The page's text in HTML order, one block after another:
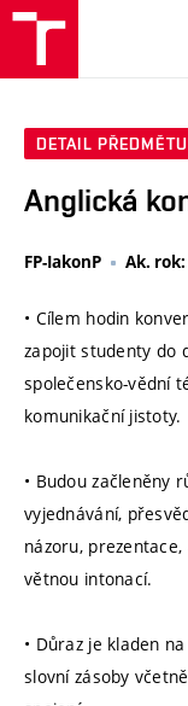
DETAIL PŘEDMĚTU
Anglická
FP-IakonP Ak.
• Cílem hodin
zapojit studenty do
společensko-vědní
komunikační jistoty.
• Budou začleněny
vyjednávání,
názoru,
větnou intonací.
• Důraz je kladen
slovní zásoby